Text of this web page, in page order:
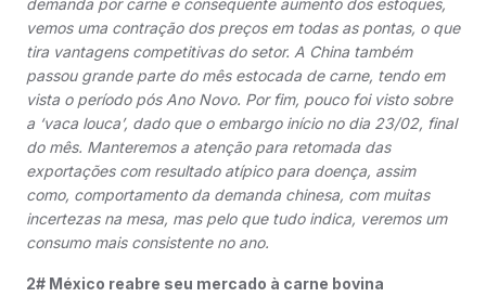
demanda por carne e consequente aumento dos estoques,
vemos uma contração dos preços em todas as pontas, o que
tira vantagens competitivas do setor. A China também
passou grande parte do mês estocada de carne, tendo em
vista o período pós Ano Novo. Por fim, pouco foi visto sobre
a ‘vaca louca’, dado que o embargo início no dia 23/02, final
do mês. Manteremos a atenção para retomada das
exportações com resultado atípico para doença, assim
como, comportamento da demanda chinesa, com muitas
incertezas na mesa, mas pelo que tudo indica, veremos um
consumo mais consistente no ano.
2# México reabre seu mercado à carne bovina